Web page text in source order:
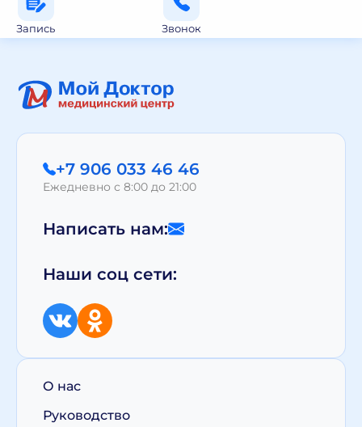
Запись Звонок
+7 906 033 46 46
Ежедневно с 8:00 до 21:00
Написать нам:
Наши соц сети:
О нас
Руководство